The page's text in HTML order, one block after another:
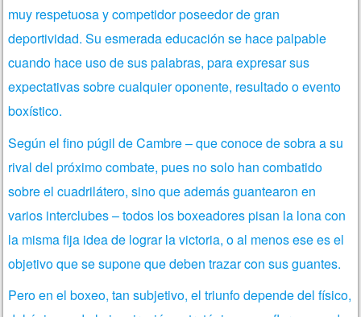
muy respetuosa y competidor poseedor de gran
deportividad. Su esmerada educación se hace palpable
cuando hace uso de sus palabras, para expresar sus
expectativas sobre cualquier oponente, resultado o evento
boxístico.
Según el fino púgil de Cambre – que conoce de sobra a su
rival del próximo combate, pues no solo han combatido
sobre el cuadrilátero, sino que además guantearon en
varios interclubes – todos los boxeadores pisan la lona con
la misma fija idea de lograr la victoria, o al menos ese es el
objetivo que se supone que deben trazar con sus guantes.
Pero en el boxeo, tan subjetivo, el triunfo depende del físico,